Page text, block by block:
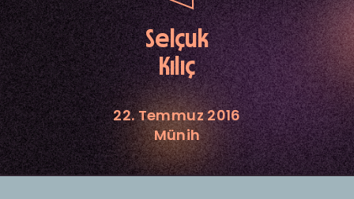
Selçuk
Kılıç
22. Temmuz 2016
Münih